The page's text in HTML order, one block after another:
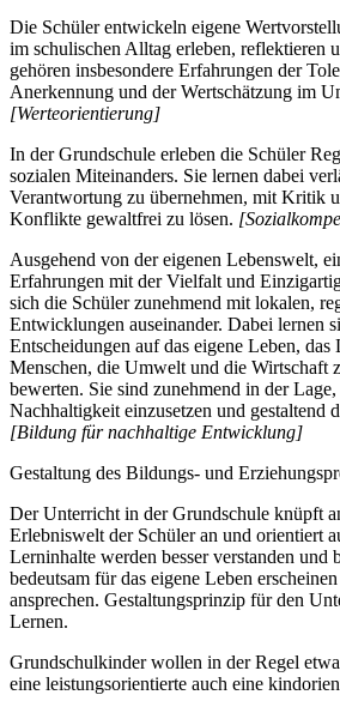
Die Schüler entwickeln eigene
im schulischen Alltag erleben, reflektieren
gehören insbesondere Erfahrungen der
Anerkennung und der Wertschätzung im
[Werteorientierung]
In der Grundschule erleben die Schüler
sozialen Miteinanders. Sie lernen dabei
Verantwortung zu übernehmen, mit Kritik
Konflikte gewaltfrei zu lösen.
Ausgehend von der eigenen Lebenswelt,
Erfahrungen mit der Vielfalt und
sich die Schüler zunehmend mit lokalen,
Entwicklungen auseinander. Dabei lernen
Entscheidungen auf das eigene Leben, das
Menschen, die Umwelt und die Wirtschaft
bewerten. Sie sind zunehmend in der
Nachhaltigkeit einzusetzen und gestaltend
[Bildung für nachhaltige Entwicklung]
Gestaltung des Bildungs- und
Der Unterricht in der Grundschule knüpft
Erlebniswelt der Schüler an und orientiert
Lerninhalte werden besser verstanden und
bedeutsam für das eigene Leben
ansprechen. Gestaltungsprinzip für den
Lernen.
Grundschulkinder wollen in der Regel
eine leistungsorientierte auch eine